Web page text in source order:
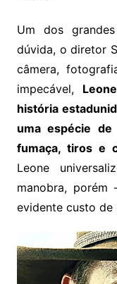
Um dos
dúvida, o diretor
câmera,
impecável,
história
uma espécie
fumaça, tiros e
Leone
manobra,
evidente custo de